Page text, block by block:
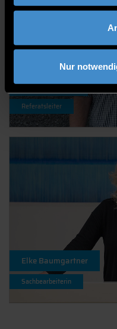
Nur
Christian Hartl
Referatsleiter
Elke Baumgartner
Sachbearbeiterin